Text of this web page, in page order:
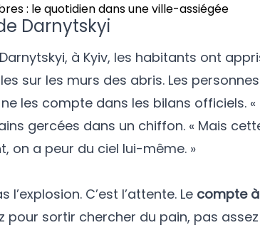
Darnytskyi
à Kyiv, les habitants ont
sur les murs des abris. Les
les compte dans les bilans officiels. «
gercées dans un chiffon. « Mais
on a peur du ciel lui-même. »
l’explosion. C’est l’attente. Le compte
pour sortir chercher du pain, pas